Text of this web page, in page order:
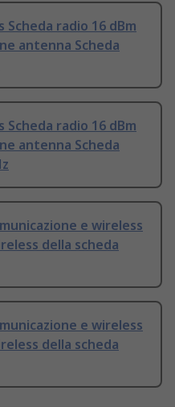
Scheda radio 16 dBm
antenna Scheda
Scheda radio 16 dBm
antenna Scheda
e wireless
della scheda
e wireless
della scheda